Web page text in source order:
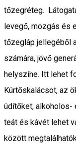
tőzegréteg.
levegő, mozgás és
tőzegláp jellegéből
számára, jövő
helyszíne. Itt lehet
Kürtőskalácsot, az
üdítőket, alkoholos-
teát és kávét lehet
között